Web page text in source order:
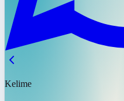
Kelime